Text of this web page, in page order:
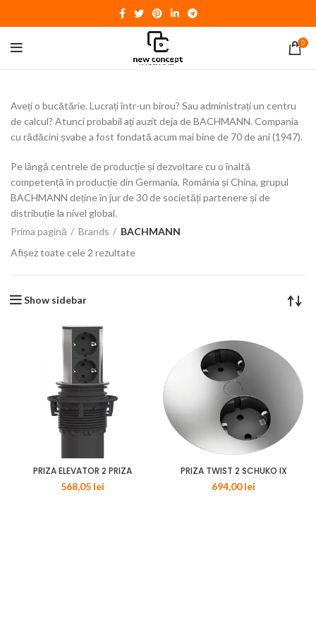
0
Aveți o bucătărie. Lucrați într-un birou? Sau administrați un centru
de calcul? Atunci probabil ați auzit deja de BACHMANN. Compania
cu rădăcini șvabe a fost fondată acum mai bine de 70 de ani (1947).
Pe lângă centrele de producție și dezvoltare cu o înaltă
competență în producție din Germania, România și China, grupul
BACHMANN deține în jur de 30 de societăți partenere și de
distribuție la nivel global.
Prima pagină
Brands
BACHMANN
Afișez toate cele 2 rezultate
Show sidebar
PRIZA ELEVATOR 2 PRIZA
568,05 lei
PRIZA TWIST 2 SCHUKO IX
694,00lei